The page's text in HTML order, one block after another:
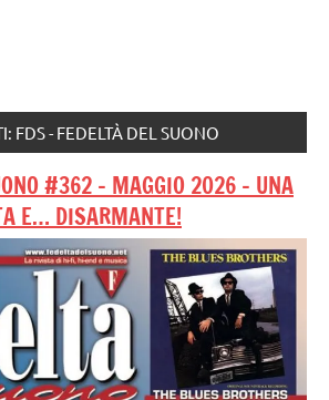
FDS - FEDELTÀ DEL SUONO
#362 – MAGGIO 2026 – UNA
E… DISARMANTE!